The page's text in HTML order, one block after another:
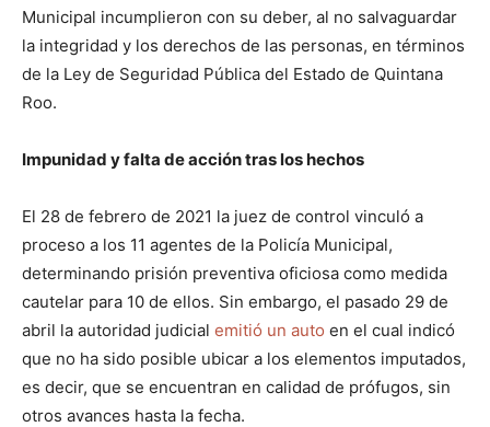
Municipal incumplieron con su deber, al no salvaguardar
la integridad y los derechos de las personas, en términos
de la Ley de Seguridad Pública del Estado de Quintana
Roo.
Impunidad y falta de acción tras los hechos
El 28 de febrero de 2021 la juez de control vinculó a
proceso a los 11 agentes de la Policía Municipal,
determinando prisión preventiva oficiosa como medida
cautelar para 10 de ellos. Sin embargo, el pasado 29 de
abril la autoridad judicial emitió un auto en el cual indicó
que no ha sido posible ubicar a los elementos imputados,
es decir, que se encuentran en calidad de prófugos, sin
otros avances hasta la fecha.